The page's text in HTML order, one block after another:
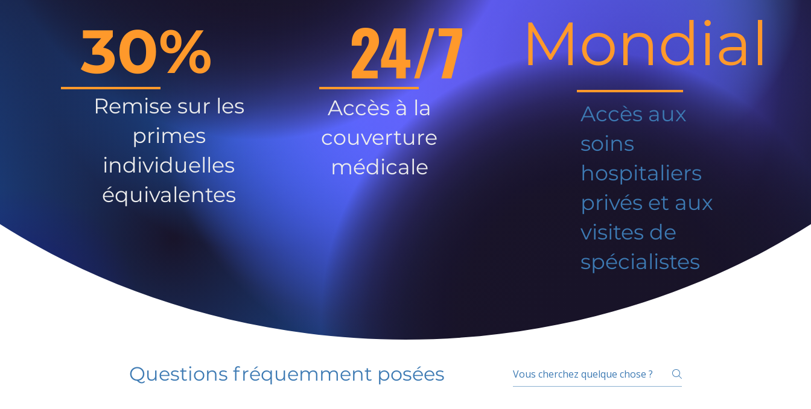
30%
Remise sur les
primes
individuelles
équivalentes
24/7
Accès à la
couverture
médicale
Mondial
Accès aux
soins
hospitaliers
privés et aux
visites de
spécialistes
Questions fréquemment posées